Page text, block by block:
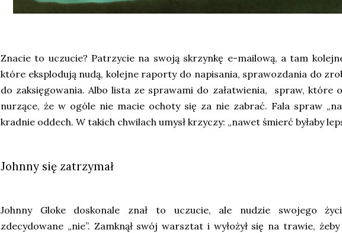
Znacie to uczucie? Patrzycie na swoją skrzynkę e-mailową, a tam
które eksplodują nudą, kolejne raporty do napisania, sprawozdania do
do zaksięgowania. Albo lista ze sprawami do załatwienia, spraw, które
nurzące, że w ogóle nie macie ochoty się za nie zabrać. Fala spraw
kradnie oddech. W takich chwilach umysł krzyczy: „nawet śmierć byłaby
Johnny się zatrzymał
Johnny Gloke doskonale znał to uczucie, ale nudzie swojego
zdecydowane „nie”. Zamknął swój warsztat i wyłożył się na trawie,